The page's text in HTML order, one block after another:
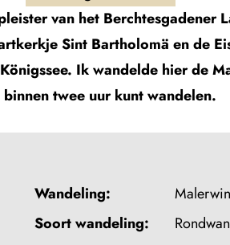
van het Berchtesgadener
Sint Bartholomä en de
Ik wandelde hier de
twee uur kunt wandelen.
Wandeling:
Soort wandeling: